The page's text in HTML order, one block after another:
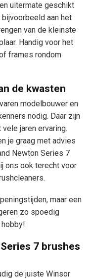
uitermate geschikt
aan het
van de kleinste
Handig voor het
frames rondom
de kwasten
modelbouwer en
nodig. Daar zijn
jaren ervaring.
je graag met advies
Newton Series 7
ons ook terecht voor
maar een
zo spoedig
7 brushes
de juiste Winsor